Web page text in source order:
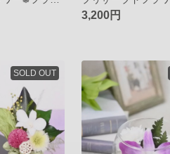
3,200円
SOLD OUT